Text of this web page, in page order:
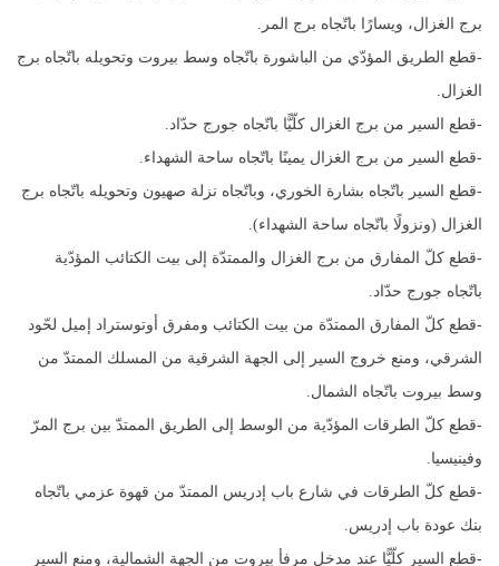
برج الغزال، ويسارًا باتّجاه برج المر.
-قطع الطريق المؤدّي من الباشورة باتّجاه وسط بيروت وتحويله باتّجاه برج
الغزال.
-قطع السير من برج الغزال كلّيًّا باتّجاه جورج حدّاد.
-قطع السير من برج الغزال يمينًا باتّجاه ساحة الشهداء.
-قطع السير باتّجاه بشارة الخوري، وباتّجاه نزلة صهيون وتحويله باتّجاه برج
الغزال (ونزولًا باتّجاه ساحة الشهداء).
-قطع كلّ المفارق من برج الغزال والممتدّة إلى بيت الكتائب المؤدّية
باتّجاه جورج حدّاد.
-قطع كلّ المفارق الممتدّة من بيت الكتائب ومفرق أوتوستراد إميل لحّود
الشرقي، ومنع خروج السير إلى الجهة الشرقية من المسلك الممتدّ من
وسط بيروت باتّجاه الشمال.
-قطع كلّ الطرقات المؤدّية من الوسط إلى الطريق الممتدّ بين برج المرّ
وفينيسيا.
-قطع كلّ الطرقات في شارع باب إدريس الممتدّ من قهوة عزمي باتّجاه
بنك عودة باب إدريس.
-قطع السير كلّيًّا عند مدخل مرفأ بيروت من الجهة الشمالية، ومنع السير